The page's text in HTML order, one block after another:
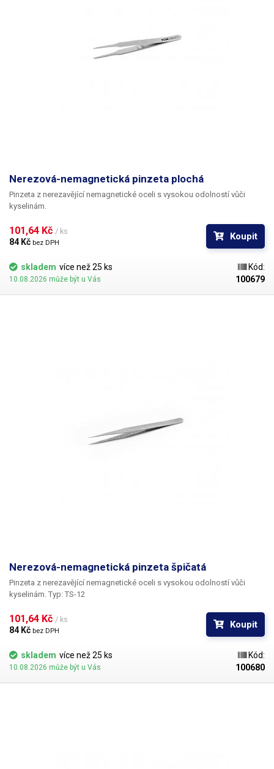
Nerezová-nemagnetická pinzeta plochá
Pinzeta z nerezavějící nemagnetické oceli s vysokou odolností vůči
kyselinám.
101,64 Kč / ks
84 Kč bez DPH
Koupit
skladem více než 25 ks
10.08.2026 může být u Vás
Kód:
100679
Nerezová-nemagnetická pinzeta špičatá
Pinzeta z nerezavějící nemagnetické oceli s vysokou odolností vůči
kyselinám. Typ: TS-12
101,64 Kč / ks
84 Kč bez DPH
Koupit
skladem více než 25 ks
10.08.2026 může být u Vás
Kód:
100680